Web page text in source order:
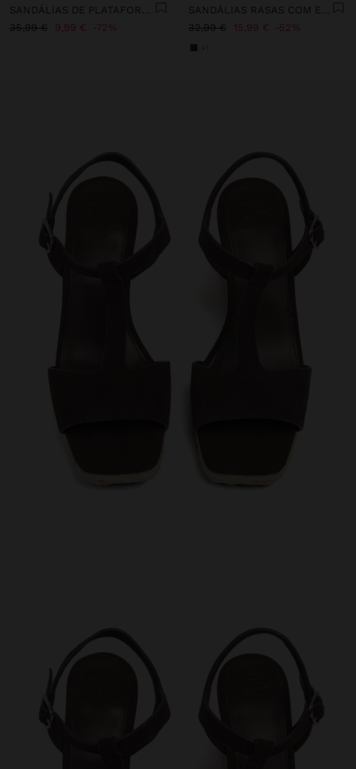
35,99 €
9,99 € 72%
32,99 €
15,99 € 52%